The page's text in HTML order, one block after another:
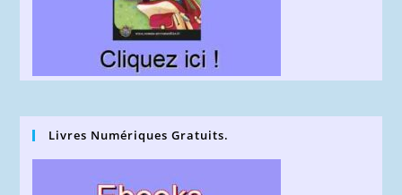
Livres Numériques Gratuits.